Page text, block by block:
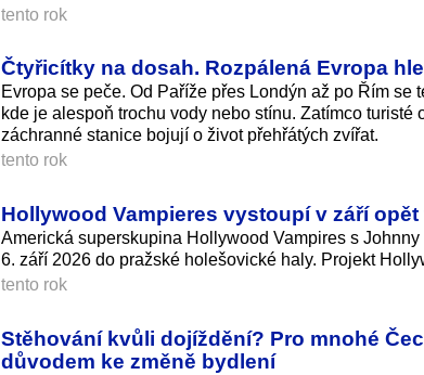
tento rok
Čtyřicítky na dosah. Rozpálená Evropa
Evropa se peče. Od Paříže přes Londýn až po Řím
kde je alespoň trochu vody nebo stínu. Zatímco
záchranné stanice bojují o život přehřátých zvířat.
tento rok
Hollywood Vampieres vystoupí v září opět
Americká superskupina Hollywood Vampires s
6. září 2026 do pražské holešovické haly. Projekt
tento rok
Stěhování kvůli dojíždění? Pro mnohé
důvodem ke změně bydlení